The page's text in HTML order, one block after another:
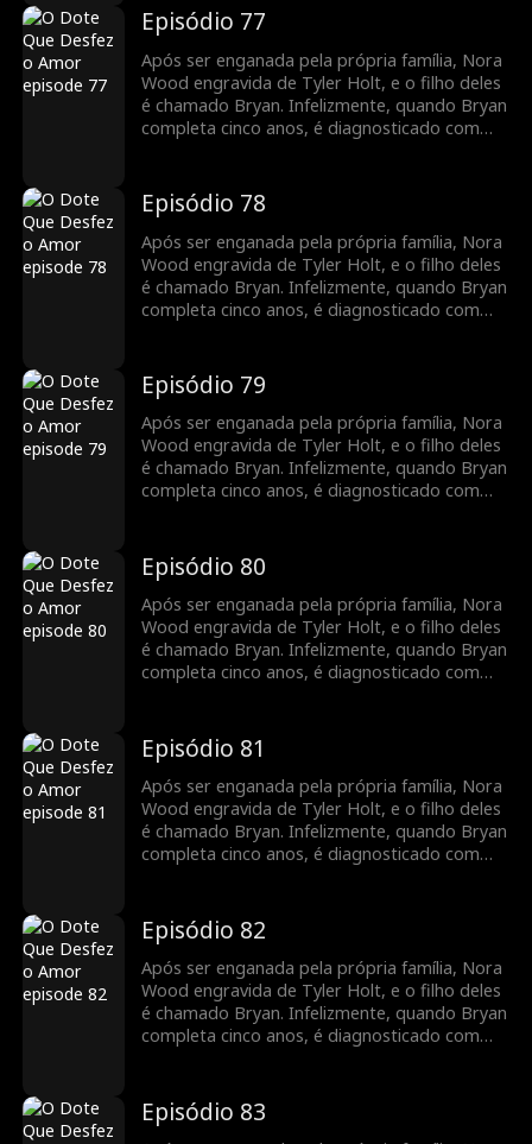
família que Tyler lhe deu, desencadeando uma
busca por Bryan pela família Holt em toda a
cidade. Enquanto isso, Nora se junta ao Holt
Group como secretária de Tyler. À medida
que trabalham juntos, seus sentimentos um
pelo outro crescem, e o relacionamento deles
Episódio 77
Após ser enganada pela própria família, Nora
Wood engravida de Tyler Holt, e o filho deles
é chamado Bryan. Infelizmente, quando Bryan
completa cinco anos, é diagnosticado com
família que Tyler lhe deu, desencadeando uma
busca por Bryan pela família Holt em toda a
cidade. Enquanto isso, Nora se junta ao Holt
Group como secretária de Tyler. À medida
que trabalham juntos, seus sentimentos um
pelo outro crescem, e o relacionamento deles
Episódio 78
Após ser enganada pela própria família, Nora
Wood engravida de Tyler Holt, e o filho deles
é chamado Bryan. Infelizmente, quando Bryan
completa cinco anos, é diagnosticado com
família que Tyler lhe deu, desencadeando uma
busca por Bryan pela família Holt em toda a
cidade. Enquanto isso, Nora se junta ao Holt
Group como secretária de Tyler. À medida
que trabalham juntos, seus sentimentos um
pelo outro crescem, e o relacionamento deles
Episódio 79
Após ser enganada pela própria família, Nora
Wood engravida de Tyler Holt, e o filho deles
é chamado Bryan. Infelizmente, quando Bryan
completa cinco anos, é diagnosticado com
família que Tyler lhe deu, desencadeando uma
busca por Bryan pela família Holt em toda a
cidade. Enquanto isso, Nora se junta ao Holt
Group como secretária de Tyler. À medida
que trabalham juntos, seus sentimentos um
pelo outro crescem, e o relacionamento deles
Episódio 80
Após ser enganada pela própria família, Nora
Wood engravida de Tyler Holt, e o filho deles
é chamado Bryan. Infelizmente, quando Bryan
completa cinco anos, é diagnosticado com
família que Tyler lhe deu, desencadeando uma
busca por Bryan pela família Holt em toda a
cidade. Enquanto isso, Nora se junta ao Holt
Group como secretária de Tyler. À medida
que trabalham juntos, seus sentimentos um
pelo outro crescem, e o relacionamento deles
Episódio 81
Após ser enganada pela própria família, Nora
Wood engravida de Tyler Holt, e o filho deles
é chamado Bryan. Infelizmente, quando Bryan
completa cinco anos, é diagnosticado com
família que Tyler lhe deu, desencadeando uma
busca por Bryan pela família Holt em toda a
cidade. Enquanto isso, Nora se junta ao Holt
Group como secretária de Tyler. À medida
que trabalham juntos, seus sentimentos um
pelo outro crescem, e o relacionamento deles
Episódio 82
Após ser enganada pela própria família, Nora
Wood engravida de Tyler Holt, e o filho deles
é chamado Bryan. Infelizmente, quando Bryan
completa cinco anos, é diagnosticado com
família que Tyler lhe deu, desencadeando uma
busca por Bryan pela família Holt em toda a
Episódio 83